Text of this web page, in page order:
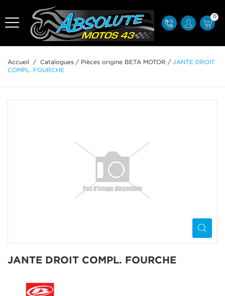
0
Accueil / Catalogues / Pièces origine BETA MOTOR / JANTE DROIT
COMPL. FOURCHE
JANTE DROIT COMPL. FOURCHE